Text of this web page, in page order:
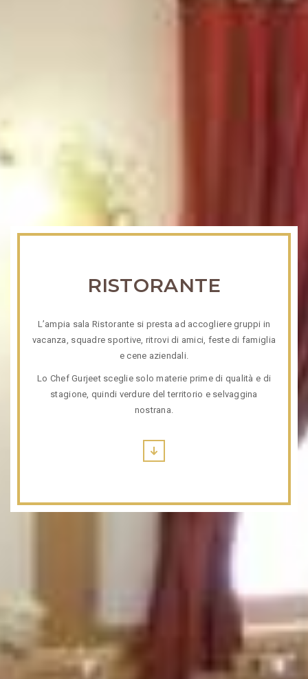
RISTORANTE
L’ampia sala Ristorante si presta ad accogliere gruppi in
vacanza, squadre sportive, ritrovi di amici, feste di famiglia
e cene aziendali.
Lo Chef Gurjeet sceglie solo materie prime di qualità e di
stagione, quindi verdure del territorio e selvaggina
nostrana.